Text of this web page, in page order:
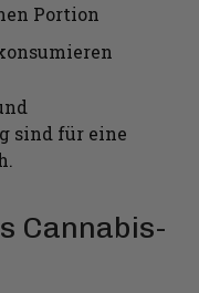
Portion
sind für eine
Cannabis-